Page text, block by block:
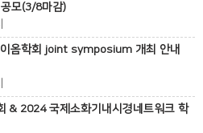
모(3/8마감)
옴학회 joint symposium 개최 안내
& 2024 국제소화기내시경네트워크 학